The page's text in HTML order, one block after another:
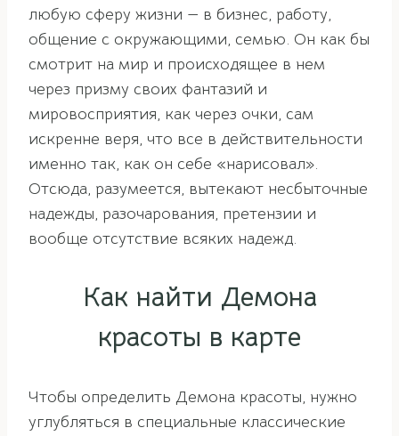
любую сферу жизни — в бизнес, работу,
общение с окружающими, семью. Он как бы
смотрит на мир и происходящее в нем
через призму своих фантазий и
мировосприятия, как через очки, сам
искренне веря, что все в действительности
именно так, как он себе «нарисовал».
Отсюда, разумеется, вытекают несбыточные
надежды, разочарования, претензии и
вообще отсутствие всяких надежд.
Как найти Демона
красоты в карте
Чтобы определить Демона красоты, нужно
углубляться в специальные классические